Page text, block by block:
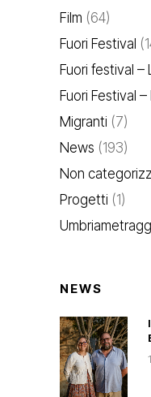
Film (64)
Fuori Festival
Fuori festival –
Fuori Festival
Migranti (7)
News (193)
Non
Progetti (1)
NEWS